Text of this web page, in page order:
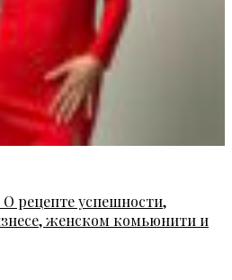
рецепте успешности,
женском комьюнити и